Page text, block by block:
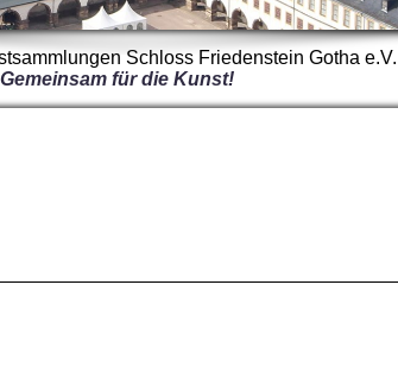
Schloss Friedenstein Gotha e.V.
Gemeinsam für die Kunst!